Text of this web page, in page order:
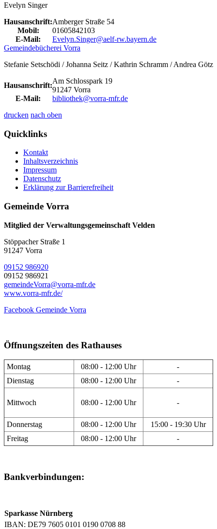
Evelyn Singer
Hausanschrift:Amberger Straße 54
Mobil:
01605842103
E-Mail:
Evelyn.Singer@aelf-rw.bayern.de
Gemeindebücherei Vorra
Stefanie Setschödi / Johanna Seitz / Kathrin Schramm / Andrea Götz
Hausanschrift:
Am Schlosspark 19
91247 Vorra
E-Mail:
bibliothek@vorra-mfr.de
drucken nach oben
Quicklinks
Kontakt
Inhaltsverzeichnis
Impressum
Datenschutz
Erklärung zur Barrierefreiheit
Gemeinde Vorra
Mitglied der Verwaltungsgemeinschaft Velden
Stöppacher Straße 1
91247 Vorra
09152 986920
09152 986921
gemeindeVorra@vorra-mfr.de
www.vorra-mfr.de/
Facebook Gemeinde Vorra
Öffnungszeiten des Rathauses
Montag 08:00 - 12:00 Uhr
-
Dienstag
08:00 - 12:00 Uhr -
Mittwoch 08:00 - 12:00 Uhr -
Donnerstag 08:00 - 12:00 Uhr
15:00 - 19:30 Uhr
Freitag
08:00 - 12:00 Uhr -
Bankverbindungen:
Sparkasse Nürnberg
IBAN: DE79 7605 0101 0190 0708 88